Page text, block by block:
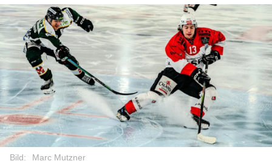
Bild:
Marc Mutzner